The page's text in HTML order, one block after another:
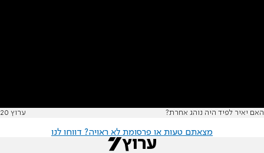
האם יאיר לפיד היה נוהג אחרת? ערוץ 20
מצאתם טעות או פרסומת לא ראויה? דווחו לנו